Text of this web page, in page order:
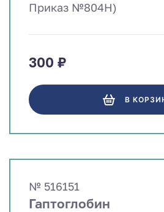
Приказ №804Н)
300 ₽
В
№ 516151
Гаптоглобин